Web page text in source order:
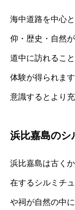
海中道路を中心
仰・歴史・自然
道中に訪れるこ
体験が得られま
意識するとより
浜比嘉島のシ
浜比嘉島は古く
在するシルミチ
や祠が自然の中